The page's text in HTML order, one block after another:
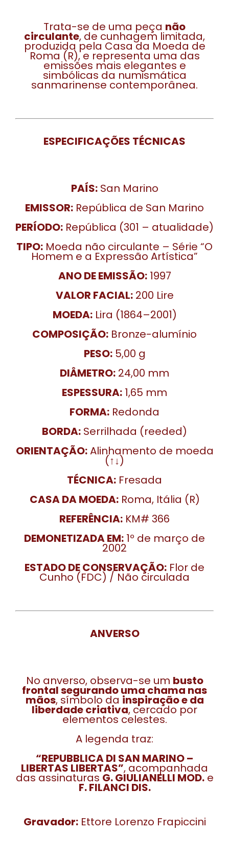
Trata-se de uma peça não
circulante, de cunhagem limitada,
produzida pela Casa da Moeda de
Roma (R), e representa uma das
emissões mais elegantes e
simbólicas da numismática
sanmarinense contemporânea.
ESPECIFICAÇÕES TÉCNICAS
PAÍS:San Marino
EMISSOR: República de San Marino
PERÍODO: República (301 – atualidade)
TIPO: Moeda não circulante – Série “O
Homem e a Expressão Artística”
ANO DE EMISSÃO:1997
VALOR FACIAL:200 Lire
MOEDA:Lira (1864–2001)
COMPOSIÇÃO: Bronze-alumínio
PESO:5,00 g
DIÂMETRO: 24,00 mm
ESPESSURA: 1,65 mm
FORMA: Redonda
BORDA: Serrilhada (reeded)
ORIENTAÇÃO:Alinhamento de moeda
(↑↓)
TÉCNICA: Fresada
CASA DA MOEDA:Roma, Itália (R)
REFERÊNCIA: KM# 366
DEMONETIZADA EM: 1º de março de
2002
ESTADO DE CONSERVAÇÃO: Flor de
Cunho (FDC) / Não circulada
ANVERSO
No anverso, observa-se um busto
frontal segurando uma chama nas
mãos, símbolo da inspiração e da
liberdade criativa, cercado por
elementos celestes.
A legenda traz:
“REPUBBLICA DI SAN MARINO –
LIBERTAS LIBERTAS”, acompanhada
das assinaturas G. GIULIANELLI MOD.e
F. FILANCI DIS.
Gravador:Ettore Lorenzo Frapiccini